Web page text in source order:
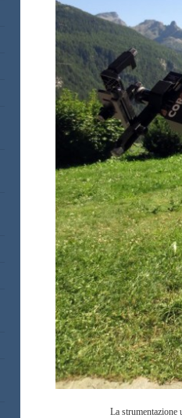
La strumentazione